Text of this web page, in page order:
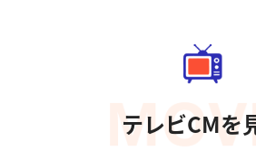
テレビCMを